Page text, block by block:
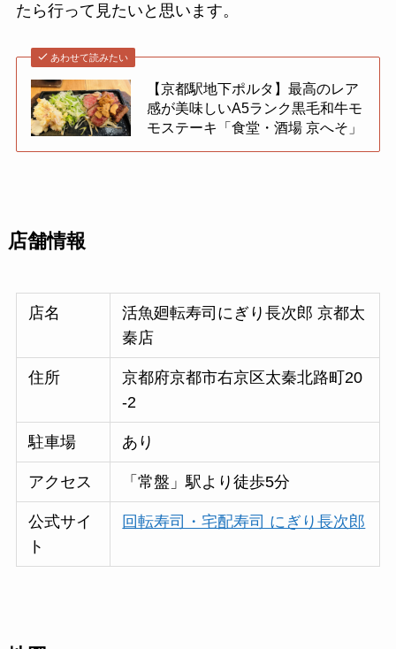
たら行って見たいと思います。
あわせて読みたい
【京都駅地下ポルタ】最高のレア
感が美味しいA5ランク黒毛和牛モ
モステーキ「食堂・酒場 京へそ」
店舗情報
店名
活魚廻転寿司にぎり長次郎 京都太
秦店
住所
京都府京都市右京区太秦北路町20
-2
駐車場 あり
アクセス 「常盤」駅より徒歩5分
公式サイ
ト
回転寿司・宅配寿司 にぎり長次郎